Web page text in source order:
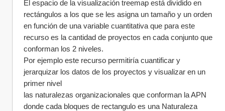
El espacio de la visualización treemap está dividido en
rectángulos a los que se les asigna un tamaño y un orden
en función de una variable cuantitativa que para este
recurso es la cantidad de proyectos en cada conjunto que
conforman los 2 niveles.
Por ejemplo este recurso permitiría cuantificar y
jerarquizar los datos de los proyectos y visualizar en un
primer nivel
las naturalezas organizacionales que conforman la APN
donde cada bloques de rectangulo es una Naturaleza